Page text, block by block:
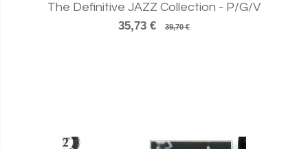
The Definitive JAZZ Collection - P/G/V
35,73 €
39,70 €